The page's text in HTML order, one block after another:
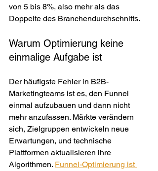
von 5 bis 8%, also mehr als das
Doppelte des Branchendurchschnitts.
Warum Optimierung keine
einmalige Aufgabe ist
Der häufigste Fehler in B2B-
Marketingteams ist es, den Funnel
einmal aufzubauen und dann nicht
mehr anzufassen. Märkte verändern
sich, Zielgruppen entwickeln neue
Erwartungen, und technische
Plattformen aktualisieren ihre
Algorithmen. Funnel-Optimierung ist